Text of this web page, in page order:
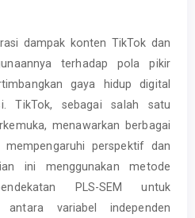
dampak konten TikTok dan
terhadap pola pikir
gaya hidup digital
TikTok, sebagai salah satu
menawarkan berbagai
perspektif dan
ini menggunakan metode
PLS-SEM untuk
antara variabel independen